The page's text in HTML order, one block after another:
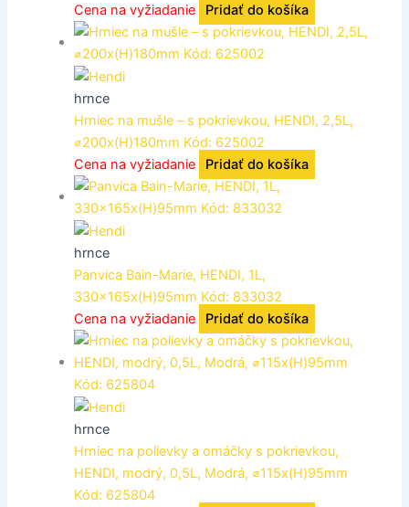
Cena na vyžiadanie
Pridať do košíka
hrnce
Hrniec na mušle – s pokrievkou, HENDI, 2,5L,
⌀200x(H)180mm Kód: 625002
Cena na vyžiadanie
Pridať do košíka
hrnce
Panvica Bain-Marie, HENDI, 1L,
330x165x(H)95mm Kód: 833032
Cena na vyžiadanie
Pridať do košíka
hrnce
Hrniec na polievky a omáčky s pokrievkou,
HENDI, modrý, 0,5L, Modrá, ⌀115x(H)95mm
Kód: 625804